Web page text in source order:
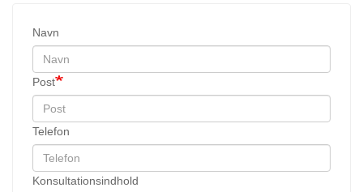
Navn
Post
Telefon
Konsultationsindhold